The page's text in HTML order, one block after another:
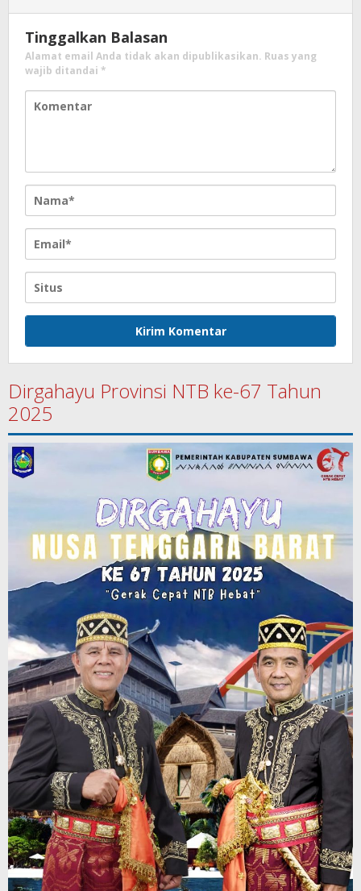
Tinggalkan Balasan
Alamat email Anda tidak akan dipublikasikan. Ruas yang
wajib ditandai *
Dirgahayu Provinsi NTB ke-67 Tahun
2025